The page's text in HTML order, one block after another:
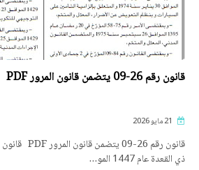
قانون رقم 26-09 يتضمن قانون المرور PDF
ذي القعدة عام 1447 المو…